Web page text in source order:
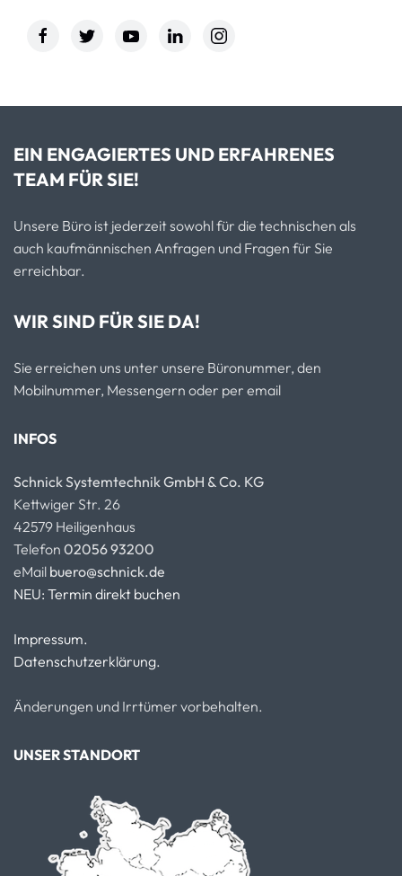
EIN ENGAGIERTES UND ERFAHRENES
TEAM FÜR SIE!
Unsere Büro ist jederzeit sowohl für die technischen als
auch kaufmännischen Anfragen und Fragen für Sie
erreichbar.
WIR SIND FÜR SIE DA!
Sie erreichen uns unter unsere Büronummer, den
Mobilnummer, Messengern oder per email
INFOS
Schnick Systemtechnik GmbH & Co. KG
Kettwiger Str. 26
42579 Heiligenhaus
Telefon 02056 93200
eMail buero@schnick.de
NEU: Termin direkt buchen
Impressum.
Datenschutzerklärung.
Änderungen und Irrtümer vorbehalten.
UNSER STANDORT